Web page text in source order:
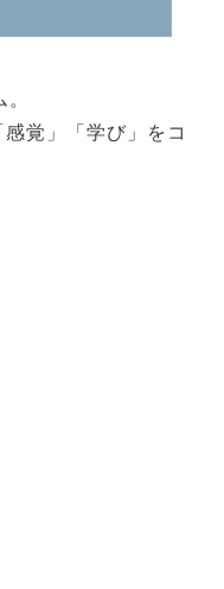
覚」「学び」をコ